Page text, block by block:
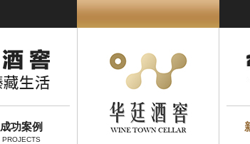
成功案例
PROJECTS